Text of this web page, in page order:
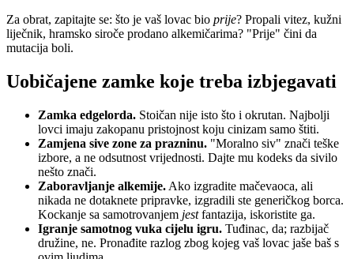
Za obrat, zapitajte se: što je vaš lovac bio prije? Propali vitez, kužni
liječnik, hramsko siroče prodano alkemičarima? "Prije" čini da
mutacija boli.
Uobičajene zamke koje treba izbjegavati
Zamka edgelorda. Stoičan nije isto što i okrutan. Najbolji
lovci imaju zakopanu pristojnost koju cinizam samo štiti.
Zamjena sive zone za prazninu. "Moralno siv" znači teške
izbore, a ne odsutnost vrijednosti. Dajte mu kodeks da sivilo
nešto znači.
Zaboravljanje alkemije. Ako izgradite mačevaoca, ali
nikada ne dotaknete pripravke, izgradili ste generičkog borca.
Kockanje sa samotrovanjem jestfantazija, iskoristite ga.
Igranje samotnog vuka cijelu igru. Tuđinac, da; razbijač
družine, ne. Pronađite razlog zbog kojeg vaš lovac jaše baš s